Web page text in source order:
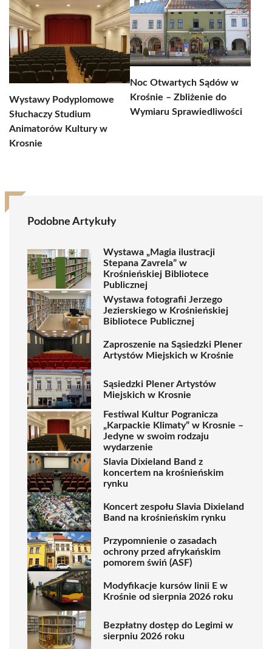
Wystawy Podyplomowe
Słuchaczy Studium
Animatorów Kultury w
Krosnie
Noc Otwartych Sądów w
Krośnie – Zbliżenie do
Wymiaru Sprawiedliwości
Podobne Artykuły
Wystawa „Magia ilustracji
Stepana Zavrela” w
Krośnieńskiej Bibliotece
Publicznej
Wystawa fotografii Jerzego
Jezierskiego w Krośnieńskiej
Bibliotece Publicznej
Zaproszenie na Sąsiedzki Plener
Artystów Miejskich w Krośnie
Sąsiedzki Plener Artystów
Miejskich w Krosnie
Festiwal Kultur Pogranicza
„Karpackie Klimaty” w Krosnie –
Jedyne w swoim rodzaju
wydarzenie
Slavia Dixieland Band z
koncertem na krośnieńskim
rynku
Koncert zespołu Slavia Dixieland
Band na krośnieńskim rynku
Przypomnienie o zasadach
ochrony przed afrykańskim
pomorem świń (ASF)
Modyfikacje kursów linii E w
Krośnie od sierpnia 2026 roku
Bezpłatny dostęp do Legimi w
sierpniu 2026 roku